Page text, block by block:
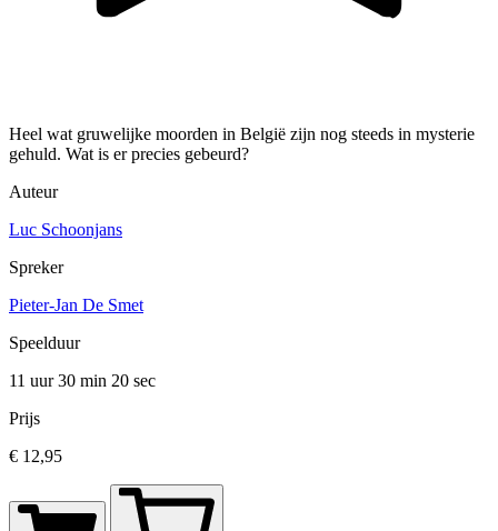
Heel wat gruwelijke moorden in België zijn nog steeds in mysterie
gehuld. Wat is er precies gebeurd?
Auteur
Luc Schoonjans
Spreker
Pieter-Jan De Smet
Speelduur
11 uur 30 min 20 sec
Prijs
€ 12,95